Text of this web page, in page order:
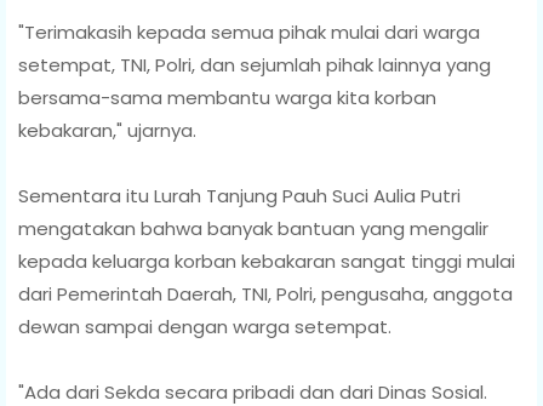
"Terimakasih kepada semua pihak mulai dari warga
setempat, TNI, Polri, dan sejumlah pihak lainnya yang
bersama-sama membantu warga kita korban
kebakaran," ujarnya.
Sementara itu Lurah Tanjung Pauh Suci Aulia Putri
mengatakan bahwa banyak bantuan yang mengalir
kepada keluarga korban kebakaran sangat tinggi mulai
dari Pemerintah Daerah, TNI, Polri, pengusaha, anggota
dewan sampai dengan warga setempat.
"Ada dari Sekda secara pribadi dan dari Dinas Sosial.